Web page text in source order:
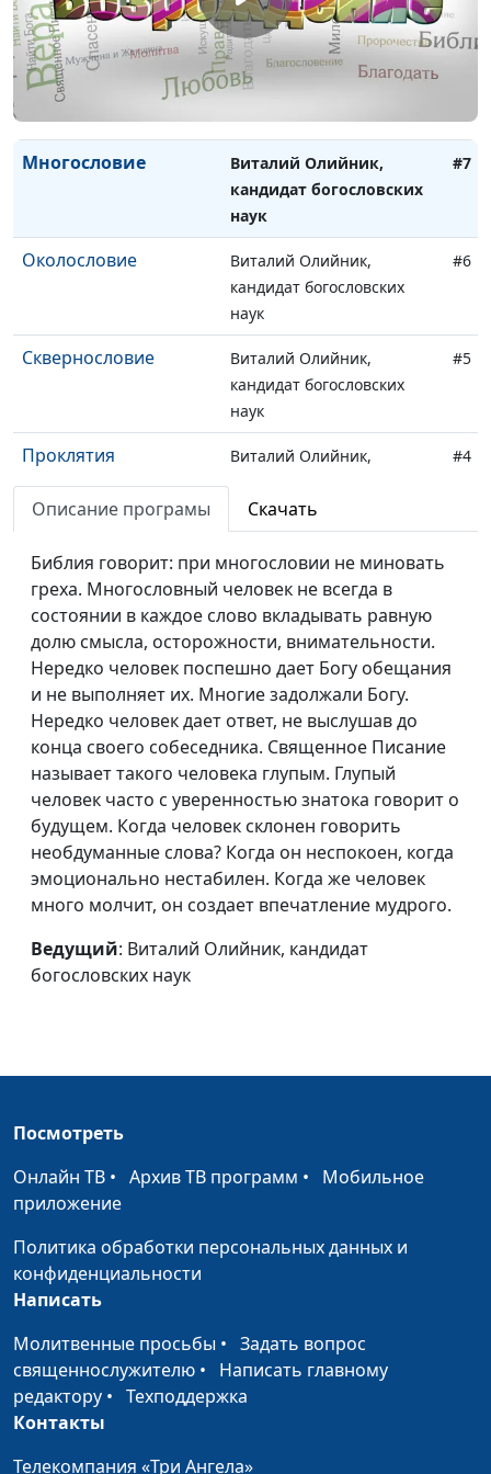
наук
Сила доброго слова
Виталий Олийник,
кандидат богословских
наук
Многословие
Виталий Олийник,
кандидат богословских
наук
#7
Околословие
Виталий Олийник,
кандидат богословских
наук
#6
Сквернословие
Виталий Олийник,
кандидат богословских
наук
#5
Проклятия
Виталий Олийник,
наук
#4
Сплетни
Ложь
Виталий Олийник,
кандидат богословских
наук
Значимость слова
Виталий Олийник,
кандидат богословских
наук
Описание програмы Скачать
Библия говорит: при многословии не миновать
греха. Многословный человек не всегда в
состоянии в каждое слово вкладывать равную
долю смысла, осторожности, внимательности.
Нередко человек поспешно дает Богу обещания
и не выполняет их. Многие задолжали Богу.
Нередко человек дает ответ, не выслушав до
конца своего собеседника. Священное Писание
называет такого человека глупым. Глупый
человек часто с уверенностью знатока говорит о
будущем. Когда человек склонен говорить
необдуманные слова? Когда он неспокоен, когда
эмоционально нестабилен. Когда же человек
много молчит, он создает впечатление мудрого.
Ведущий: Виталий Олийник, кандидат
богословских наук
Посмотреть
Онлайн ТВ • Архив ТВ программ • Мобильное
приложение
Политика обработки персональных данных и
конфиденциальности
Написать
Молитвенные просьбы • Задать вопрос
священнослужителю • Написать главному
редактору • Техподдержка
Контакты
Телекомпания «Три Ангела»